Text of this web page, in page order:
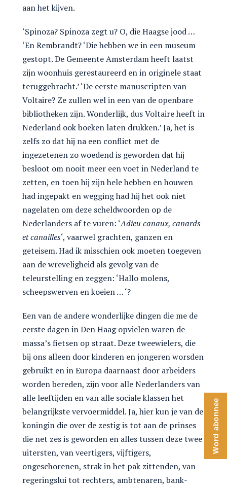
aan het kijven.
‘Spinoza? Spinoza zegt u? O, die Haagse jood …
‘En Rembrandt? ‘Die hebben we in een museum
gestopt. De Gemeente Amsterdam heeft laatst
zijn woonhuis gerestaureerd en in originele staat
teruggebracht.’ ‘De eerste manuscripten van
Voltaire? Ze zullen wel in een van de openbare
bibliotheken zijn. Wonderlijk, dus Voltaire heeft in
Nederland ook boeken laten drukken.’ Ja, het is
zelfs zo dat hij na een conflict met de
ingezetenen zo woedend is geworden dat hij
besloot om nooit meer een voet in Nederland te
zetten, en toen hij zijn hele hebben en houwen
had ingepakt en wegging had hij het ook niet
nagelaten om deze scheldwoorden op de
Nederlanders af te vuren: ‘Adieu canaux, canards
et canailles‘, vaarwel grachten, ganzen en
geteisem. Had ik misschien ook moeten toegeven
aan de wreveligheid als gevolg van de
teleurstelling en zeggen: ‘Hallo molens,
scheepswerven en koeien … ‘?
Een van de andere wonderlijke dingen die me de
eerste dagen in Den Haag opvielen waren de
massa’s fietsen op straat. Deze tweewielers, die
bij ons alleen door kinderen en jongeren worsden
gebruikt en in Europa daarnaast door arbeiders
worden bereden, zijn voor alle Nederlanders van
alle leeftijden en van alle sociale klassen het
belangrijkste vervoermiddel. Ja, hier kun je van de
koningin die over de zestig is tot aan de prinses
die net zes is geworden en alles tussen deze twee
uitersten, van veertigers, vijftigers,
ongeschorenen, strak in het pak zittenden, van
regeringslui tot rechters, ambtenaren, bank-
Word abonnee